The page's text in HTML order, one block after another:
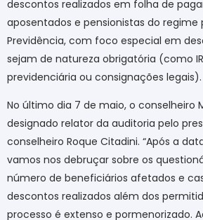
descontos realizados em folha de
aposentados e pensionistas do regime
Previdência, com foco especial em
sejam de natureza obrigatória (como
previdenciária ou consignações legais).
No último dia 7 de maio, o conselheiro
designado relator da auditoria pelo
conselheiro Roque Citadini. “Após a
vamos nos debruçar sobre os
número de beneficiários afetados e
descontos realizados além dos
processo é extenso e pormenorizado.